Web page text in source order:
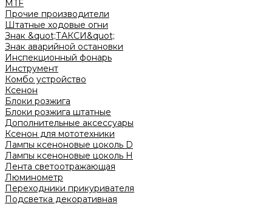
MTF
Прочие производители
Штатные ходовые огни
Знак &quot;ТАКСИ&quot;
Знак аварийной остановки
Инспекционный фонарь
Инструмент
Комбо устройство
Ксенон
Блоки розжига
Блоки розжига штатные
Дополнительные аксессуары
Ксенон для мототехники
Лампы ксеноновые цоколь D
Лампы ксеноновые цоколь H
Лента светоотражающая
Люминометр
Переходники прикуривателя
Подсветка декоративная